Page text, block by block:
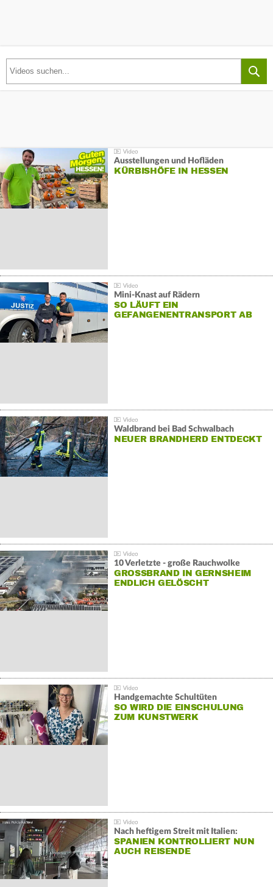
Ausstellungen und Hofläden
KÜRBISHÖFE IN HESSEN
Mini-Knast auf Rädern
SO LÄUFT EIN
GEFANGENENTRANSPORT AB
Waldbrand bei Bad Schwalbach
NEUER BRANDHERD ENTDECKT
10 Verletzte - große Rauchwolke
GROSSBRAND IN GERNSHEIM E
NDLICH GELÖSCHT
Handgemachte Schultüten
SO WIRD DIE EINSCHULUNG
ZUM KUNSTWERK
Nach heftigem Streit mit Italien:
SPANIEN KONTROLLIERT NUN
AUCH REISENDE